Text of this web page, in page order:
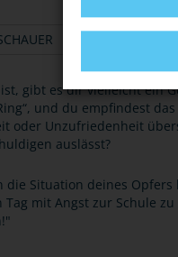
gibt es dir vielleicht ein
und du empfindest
oder Unzufriedenheit
auslässt?
die Situation deines
mit Angst zur Schule